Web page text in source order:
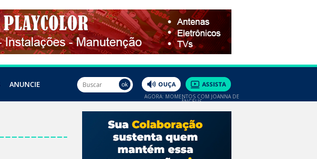
ANUNCIE
AGORA: MOMENTOS COM JOANNA DE
ÂNGELIS